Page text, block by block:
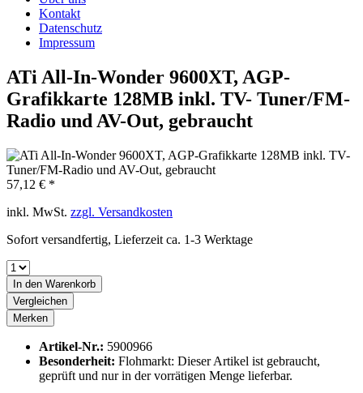
Kontakt
Datenschutz
Impressum
ATi All-In-Wonder 9600XT, AGP-
Grafikkarte 128MB inkl. TV- Tuner/FM-
Radio und AV-Out, gebraucht
57,12 € *
inkl. MwSt. zzgl. Versandkosten
Sofort versandfertig, Lieferzeit ca. 1-3 Werktage
In den Warenkorb
Vergleichen
Merken
Artikel-Nr.: 5900966
Besonderheit: Flohmarkt: Dieser Artikel ist gebraucht,
geprüft und nur in der vorrätigen Menge lieferbar.